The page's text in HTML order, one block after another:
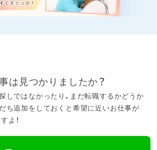
は見つかりましたか？
しではなかったり、まだ転職するかどうか
ち追加をしておくと希望に近いお仕事が
よ！